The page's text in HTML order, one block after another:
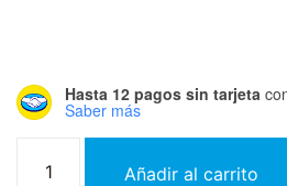
Hasta 12 pagos sin tarjeta
Saber más
Añadir al carrito